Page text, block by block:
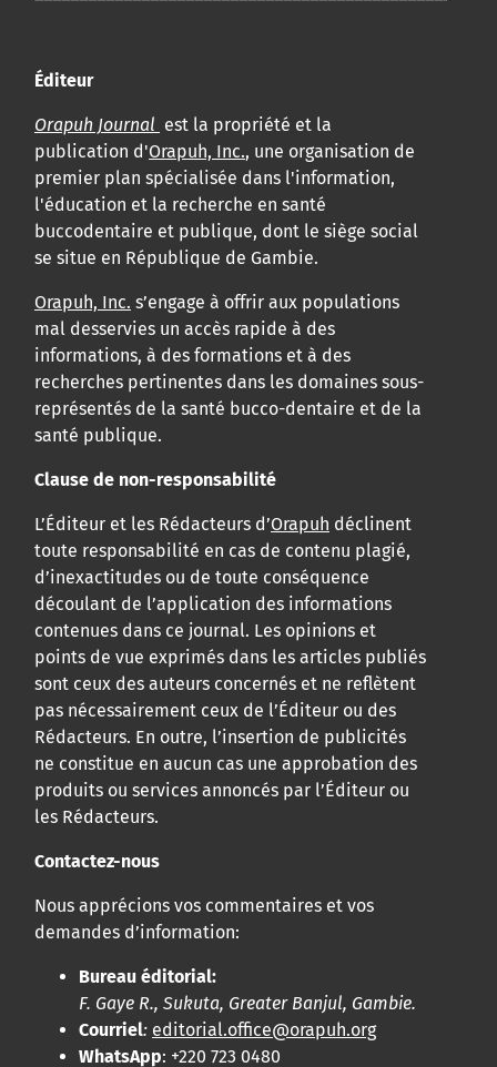
Éditeur
Orapuh Journal est la propriété et la
publication d'Orapuh, Inc., une organisation de
premier plan spécialisée dans l'information,
l'éducation et la recherche en santé
buccodentaire et publique, dont le siège social
se situe en République de Gambie.
Orapuh, Inc. s’engage à offrir aux populations
mal desservies un accès rapide à des
informations, à des formations et à des
recherches pertinentes dans les domaines sous-
représentés de la santé bucco-dentaire et de la
santé publique.
Clause de non-responsabilité
L’Éditeur et les Rédacteurs d’Orapuh déclinent
toute responsabilité en cas de contenu plagié,
d’inexactitudes ou de toute conséquence
découlant de l’application des informations
contenues dans ce journal. Les opinions et
points de vue exprimés dans les articles publiés
sont ceux des auteurs concernés et ne reflètent
pas nécessairement ceux de l’Éditeur ou des
Rédacteurs. En outre, l’insertion de publicités
ne constitue en aucun cas une approbation des
produits ou services annoncés par l’Éditeur ou
les Rédacteurs.
Contactez-nous
Nous apprécions vos commentaires et vos
demandes d’information:
Bureau éditorial:
F. Gaye R., Sukuta, Greater Banjul, Gambie.
Courriel: editorial.office@orapuh.org
WhatsApp: +220 723 0480